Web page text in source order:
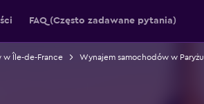
FAQ (Często zadawane pytania)
w Île-de-France
Wynajem samochodów w Paryżu